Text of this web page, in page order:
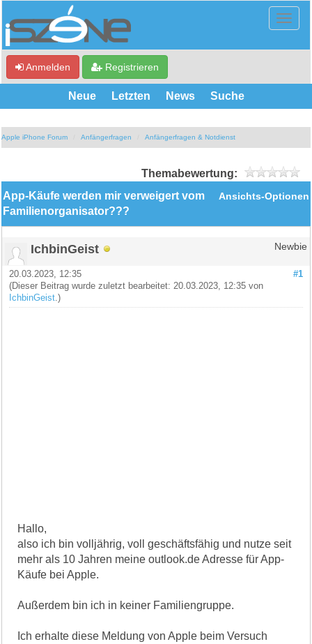
Anmelden Registrieren
Neue Letzten News Suche
Apple iPhone Forum Anfängerfragen Anfängerfragen & Notdienst
Themabewertung:
Ansichts-Optionen
App-Käufe werden mir verweigert vom
Familienorganisator???
IchbinGeist Newbie
#1
20.03.2023, 12:35
(Dieser Beitrag wurde zuletzt bearbeitet: 20.03.2023, 12:35 von
IchbinGeist .)
Hallo,
also ich bin volljährig, voll geschäftsfähig und nutze seit
mehr als 10 Jahren meine outlook.de Adresse für App-
Käufe bei Apple.
Außerdem bin ich in keiner Familiengruppe.
Ich erhalte diese Meldung von Apple beim Versuch